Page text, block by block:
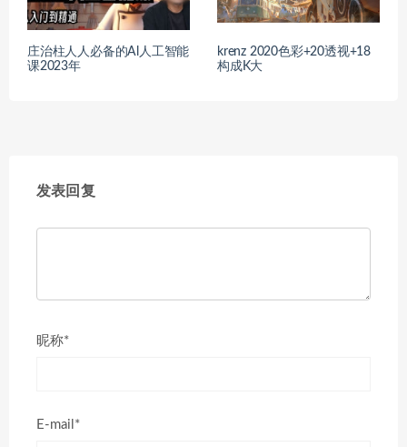
庄治柱人人必备的Al人工智能
课2023年
krenz 2020色彩+20透视+18
构成K大
发表回复
昵称*
E-mail*